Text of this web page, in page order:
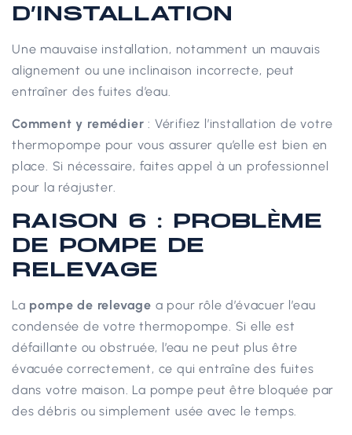
D’INSTALLATION
Une mauvaise installation, notamment un mauvais
alignement ou une inclinaison incorrecte, peut
entraîner des fuites d’eau.
Comment y remédier : Vérifiez l’installation de votre
thermopompe pour vous assurer qu’elle est bien en
place. Si nécessaire, faites appel à un professionnel
pour la réajuster.
RAISON 6 : PROBLÈME
DE POMPE DE
RELEVAGE
La pompe de relevage a pour rôle d’évacuer l’eau
condensée de votre thermopompe. Si elle est
défaillante ou obstruée, l’eau ne peut plus être
évacuée correctement, ce qui entraîne des fuites
dans votre maison. La pompe peut être bloquée par
des débris ou simplement usée avec le temps.